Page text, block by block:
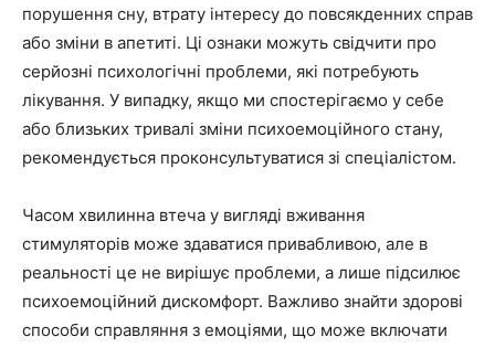
порушення сну, втрату інтересу до повсякденних справ
або зміни в апетиті. Ці ознаки можуть свідчити про
серйозні психологічні проблеми, які потребують
лікування. У випадку, якщо ми спостерігаємо у себе
або близьких тривалі зміни психоемоційного стану,
рекомендується проконсультуватися зі спеціалістом.
Часом хвилинна втеча у вигляді вживання
стимуляторів може здаватися привабливою, але в
реальності це не вирішує проблеми, а лише підсилює
психоемоційний дискомфорт. Важливо знайти здорові
способи справляння з емоціями, що може включати